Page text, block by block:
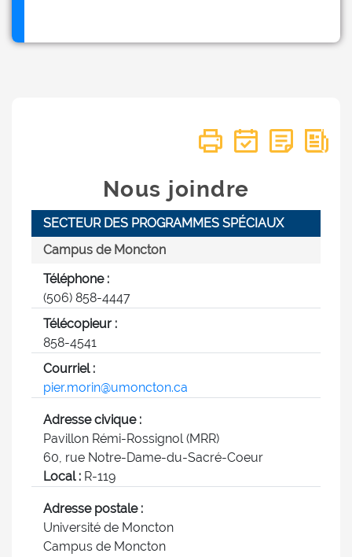
Nous joindre
SECTEUR DES PROGRAMMES SPÉCIAUX
Campus de Moncton
Téléphone :
(506) 858-4447
Télécopieur :
858-4541
Courriel :
pier.morin@umoncton.ca
Adresse civique :
Pavillon Rémi-Rossignol (MRR)
60, rue Notre-Dame-du-Sacré-Coeur
Local : R-119
Adresse postale :
Université de Moncton
Campus de Moncton